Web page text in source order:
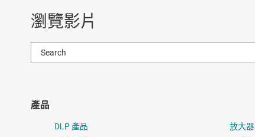
瀏覽影片
產品
DLP 產品
放大器